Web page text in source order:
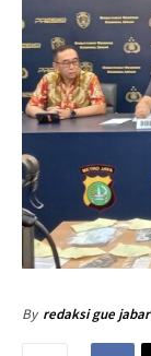
By redaksi gue jabar